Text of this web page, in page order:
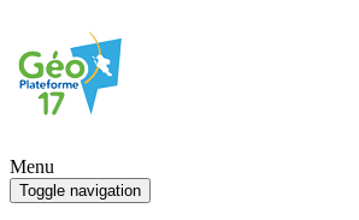
Menu
Toggle navigation